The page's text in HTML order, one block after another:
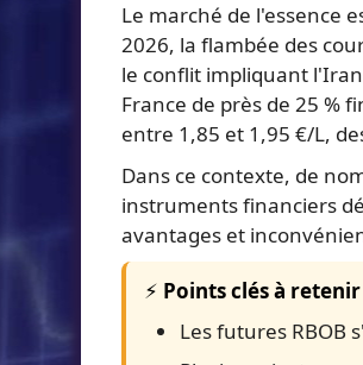
Le marché de l'essence
2026, la flambée des
le conflit impliquant
France de près de 25 %
entre 1,85 et 1,95 €/L,
Dans ce contexte, de
instruments financiers
avantages et
⚡ Points clés à retenir
Les futures RBOB